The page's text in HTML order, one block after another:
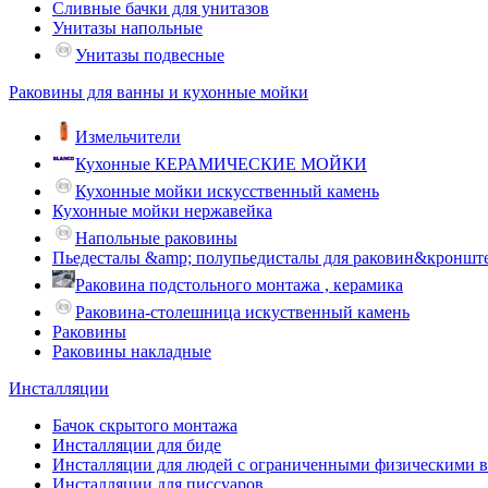
Сливные бачки для унитазов
Унитазы напольные
Унитазы подвесные
Раковины для ванны и кухонные мойки
Измельчители
Кухонные КЕРАМИЧЕСКИЕ МОЙКИ
Кухонные мойки искусственный камень
Кухонные мойки нержавейка
Напольные раковины
Пьедесталы &amp; полупьедисталы для
Раковина подстольного монтажа , керамика
Раковина-столешница искуственный камень
Раковины
Раковины накладные
Инсталляции
Бачок скрытого монтажа
Инсталляции для биде
Инсталляции для людей с ограниченными физическими